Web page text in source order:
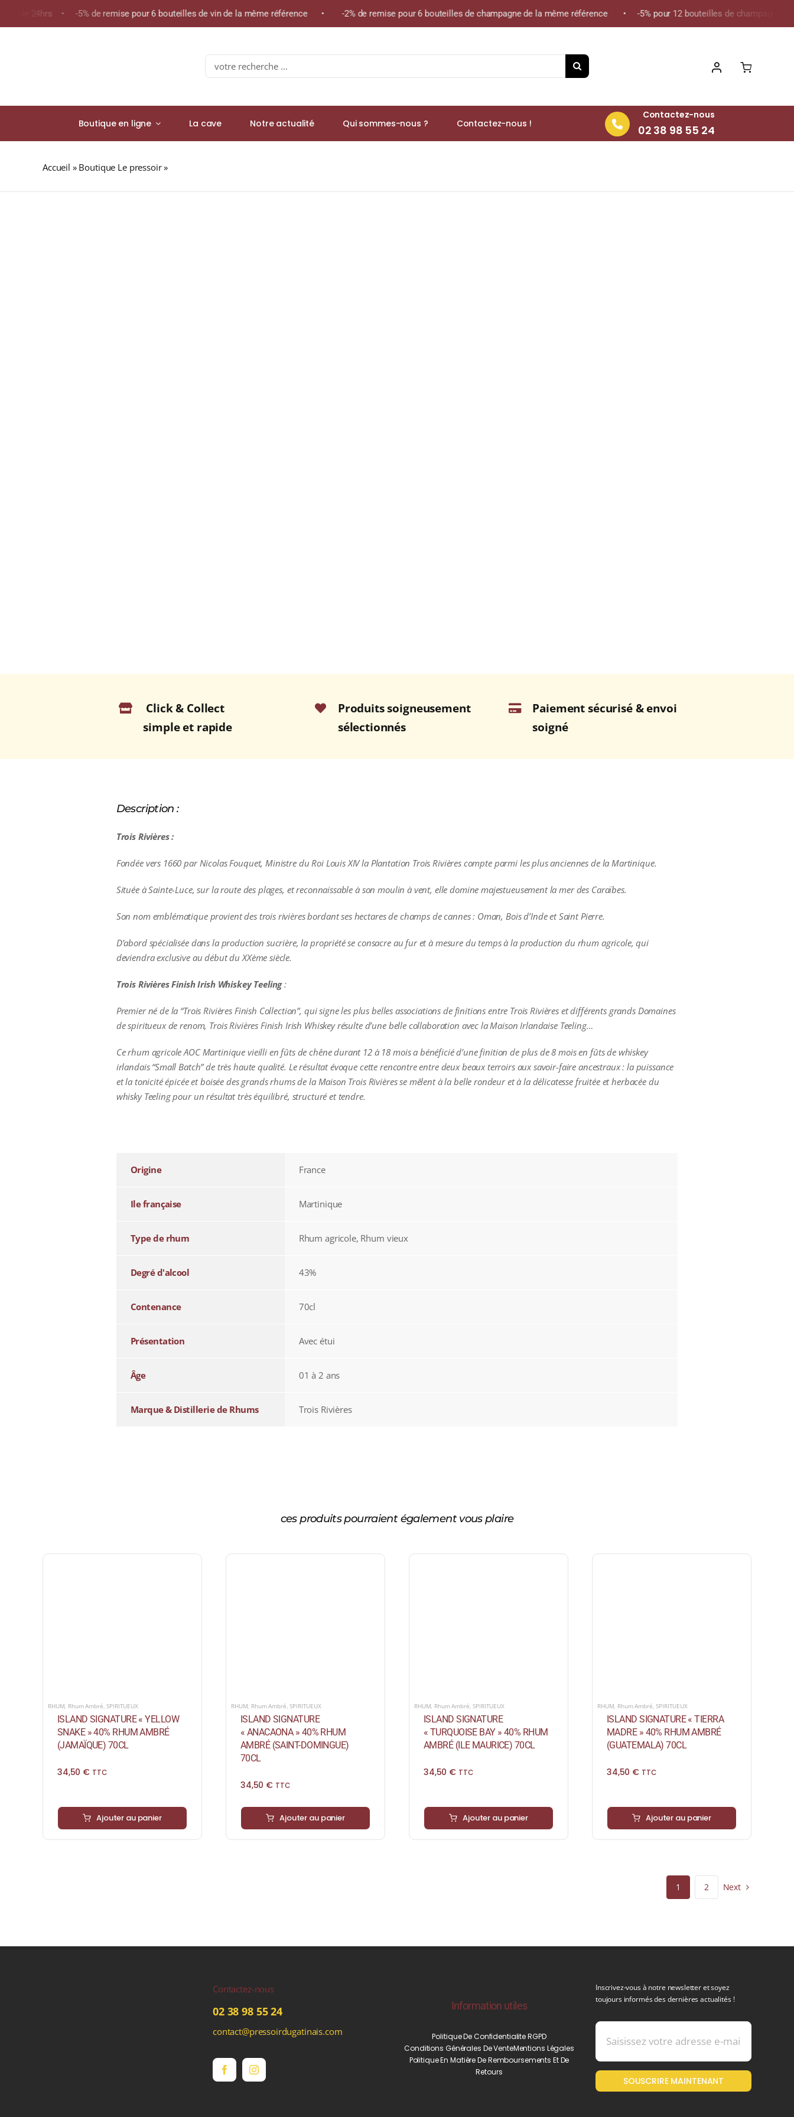
24hrs • -5% de remise pour 6 bouteilles de vin de la même référence • -2% de remise pour 6 bouteilles de champagne de la même référence • -5% pour 12 bouteilles de champagne de la
Search
for:
Boutique en ligne La cave Notre actualité Qui sommes-nous ? Contactez-nous !
Contactez-nous
02 38 98 55 24
Accueil » Boutique Le pressoir»
Click & Collect
simple et rapide
Produits soigneusement
sélectionnés
Paiement sécurisé & envoi
soigné
Description :
Trois Rivières :
Fondée vers 1660 par Nicolas Fouquet, Ministre du Roi Louis XIV la Plantation Trois Rivières compte parmi les plus anciennes de la Martinique.
Située à Sainte-Luce, sur la route des plages, et reconnaissable à son moulin à vent, elle domine majestueusement la mer des Caraïbes.
Son nom emblématique provient des trois rivières bordant ses hectares de champs de cannes : Oman, Bois d’Inde et Saint Pierre.
D’abord spécialisée dans la production sucrière, la propriété se consacre au fur et à mesure du temps à la production du rhum agricole, qui
deviendra exclusive au début du XXème siècle.
Trois Rivières Finish Irish Whiskey Teeling:
Premier né de la “Trois Rivières Finish Collection”, qui signe les plus belles associations de finitions entre Trois Rivières et différents grands Domaines
de spiritueux de renom, Trois Rivières Finish Irish Whiskey résulte d’une belle collaboration avec la Maison Irlandaise Teeling…
Ce rhum agricole AOC Martinique vieilli en fûts de chêne durant 12 à 18 mois a bénéficié d’une finition de plus de 8 mois en fûts de whiskey
irlandais “Small Batch” de très haute qualité. Le résultat évoque cette rencontre entre deux beaux terroirs aux savoir-faire ancestraux : la puissance
et la tonicité épicée et boisée des grands rhums de la Maison Trois Rivières se mêlent à la belle rondeur et à la délicatesse fruitée et herbacée du
whisky Teeling pour un résultat très équilibré, structuré et tendre.
Origine France
Ile française Martinique
Type de rhum Rhum agricole, Rhum vieux
Degré d'alcool 43%
Contenance 70cl
Présentation Avec étui
Âge 01 à 2 ans
Marque & Distillerie de Rhums Trois Rivières
ces produits pourraient également vous plaire
RHUM Rhum Ambré ,SPIRITUEUX
ISLAND SIGNATURE « YELLOW
SNAKE » 40% RHUM AMBRÉ
(JAMAÏQUE) 70CL
34,50 € TTC
Ajouter au panier
RHUM Rhum Ambré ,SPIRITUEUX
ISLAND SIGNATURE
« ANACAONA » 40% RHUM
AMBRÉ (SAINT-DOMINGUE)
70CL
34,50 € TTC
Ajouter au panier
RHUM Rhum Ambré ,SPIRITUEUX
ISLAND SIGNATURE
« TURQUOISE BAY » 40% RHUM
AMBRÉ (ILE MAURICE) 70CL
34,50 € TTC
Ajouter au panier
RHUM Rhum Ambré ,SPIRITUEUX
ISLAND SIGNATURE « TIERRA
MADRE » 40% RHUM AMBRÉ
(GUATEMALA) 70CL
34,50 € TTC
Ajouter au panier
1 2 Next
Contactez-nous
02 38 98 55 24
contact@pressoirdugatinais.com
Information utiles
Politique De Confidentialite RGPD
Conditions Générales De VenteMentions Légales
Politique En Matière De Remboursements Et De
Retours
Inscrivez-vous à notre newsletter et soyez
toujours informés des dernières actualités !
SOUSCRIRE MAINTENANT